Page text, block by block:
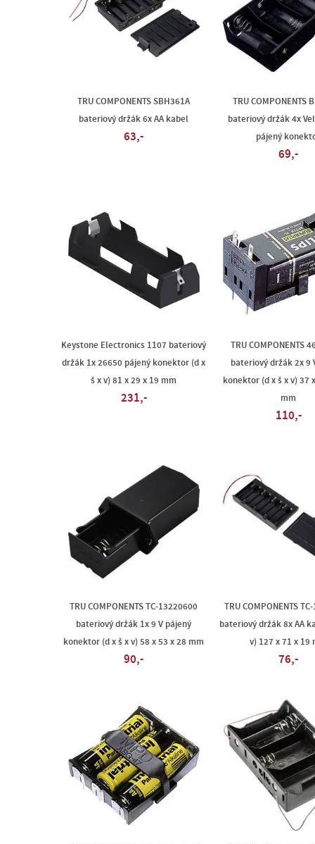
TRU COMPONENTS SBH361A
bateriový držák 6x AA kabel
63,-
TRU COMPONENTS
bateriový držák 4x
pájený
69,-
Keystone Electronics 1107 bateriový
držák 1x 26650 pájený konektor (d x
š x v) 81 x 29 x 19 mm
231,-
TRU COMPONENTS
bateriový držák 2x 9
konektor (d x š x v) 37
mm
110,-
TRU COMPONENTS TC-13220600
bateriový držák 1x 9 V pájený
konektor (d x š x v) 58 x 53 x 28 mm
90,-
TRU COMPONENTS
bateriový držák 8x AA
v) 127 x 71 x 19
76,-